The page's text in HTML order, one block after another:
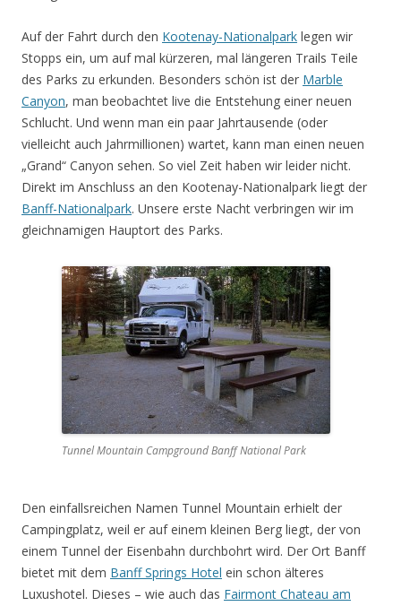
Auf der Fahrt durch den Kootenay-Nationalpark legen wir
Stopps ein, um auf mal kürzeren, mal längeren Trails Teile
des Parks zu erkunden. Besonders schön ist der Marble
Canyon, man beobachtet live die Entstehung einer neuen
Schlucht. Und wenn man ein paar Jahrtausende (oder
vielleicht auch Jahrmillionen) wartet, kann man einen neuen
„Grand“ Canyon sehen. So viel Zeit haben wir leider nicht.
Direkt im Anschluss an den Kootenay-Nationalpark liegt der
Banff-Nationalpark. Unsere erste Nacht verbringen wir im
gleichnamigen Hauptort des Parks.
Tunnel Mountain Campground Banff National Park
Den einfallsreichen Namen Tunnel Mountain erhielt der
Campingplatz, weil er auf einem kleinen Berg liegt, der von
einem Tunnel der Eisenbahn durchbohrt wird. Der Ort Banff
bietet mit dem Banff Springs Hotel ein schon älteres
Luxushotel. Dieses – wie auch das Fairmont Chateau am